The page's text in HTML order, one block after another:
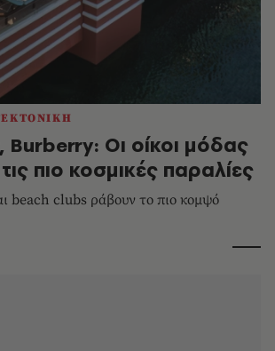
Οι οίκοι μόδας
πιο κοσμικές παραλίες
beach clubs ράβουν το πιο κομψό